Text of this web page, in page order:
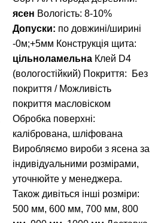
ясен Вологість: 8-10%
Допуски: по довжині/ширині
-0м;+5мм Конструкція щита:
цільноламельнаКлей D4
(вологостійкий) Покриття: Без
покриття / Можливість
покриття масловіском
Обробка поверхні:
калібрована, шліфована
Виробляємо вироби з ясена за
індивідуальними розмірами,
уточнюйте у менеджера.
Також дивіться інші розміри:
500 мм, 600 мм, 700 мм, 800